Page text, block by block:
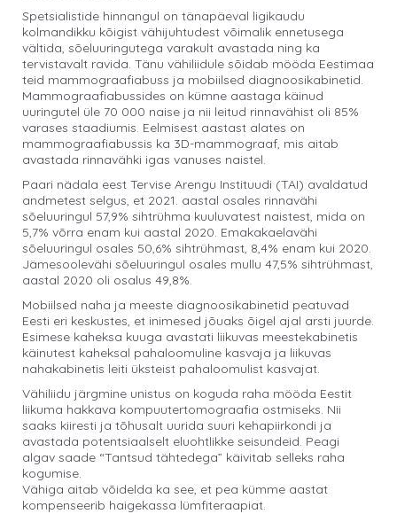
Spetsialistide hinnangul on tänapäeval ligikaudu
kolmandikku kõigist vähijuhtudest võimalik ennetusega
vältida, sõeluuringutega varakult avastada ning ka
tervistavalt ravida. Tänu vähiliidule sõidab mööda Eestimaa
teid mammograafiabuss ja mobiilsed diagnoosikabinetid.
Mammograafiabussides on kümne aastaga käinud
uuringutel üle 70 000 naise ja nii leitud rinnavähist oli 85%
varases staadiumis. Eelmisest aastast alates on
mammograafiabussis ka 3D-mammograaf, mis aitab
avastada rinnavähki igas vanuses naistel.
Paari nädala eest Tervise Arengu Instituudi (TAI) avaldatud
andmetest selgus, et 2021. aastal osales rinnavähi
sõeluuringul 57,9% sihtrühma kuuluvatest naistest, mida on
5,7% võrra enam kui aastal 2020. Emakakaelavähi
sõeluuringul osales 50,6% sihtrühmast, 8,4% enam kui 2020.
Jämesoolevähi sõeluuringul osales mullu 47,5% sihtrühmast,
aastal 2020 oli osalus 49,8%.
Mobiilsed naha ja meeste diagnoosikabinetid peatuvad
Eesti eri keskustes, et inimesed jõuaks õigel ajal arsti juurde.
Esimese kaheksa kuuga avastati liikuvas meestekabinetis
käinutest kaheksal pahaloomuline kasvaja ja liikuvas
nahakabinetis leiti üksteist pahaloomulist kasvajat.
Vähiliidu järgmine unistus on koguda raha mööda Eestit
liikuma hakkava kompuutertomograafia ostmiseks. Nii
saaks kiiresti ja tõhusalt uurida suuri kehapiirkondi ja
avastada potentsiaalselt eluohtlikke seisundeid. Peagi
algav saade “Tantsud tähtedega” käivitab selleks raha
kogumise.
Vähiga aitab võidelda ka see, et pea kümme aastat
kompenseerib haigekassa lümfiteraapiat.